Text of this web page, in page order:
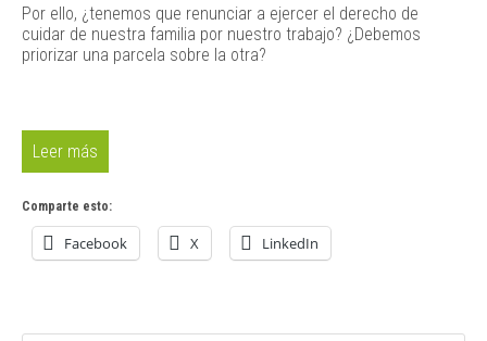
Por ello, ¿tenemos que renunciar a ejercer el derecho de
cuidar de nuestra familia por nuestro trabajo? ¿Debemos
priorizar una parcela sobre la otra?
Leer más
Comparte esto:
Facebook X LinkedIn